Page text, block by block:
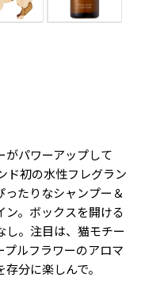
がパワーアップして
ド初の水性フレグラン
たりなシャンプー＆
ン。ボックスを開ける
し。注目は、猫モチー
ルフラワーのアロマ
分に楽しんで。